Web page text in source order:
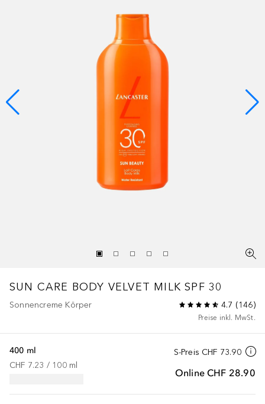
SUN CARE BODY VELVET MILK SPF 30
Sonnencreme Körper 4.7 (146)
Preise inkl. MwSt.
S-Preis CHF 73.90
Online CHF 28.90
400 ml
CHF 7.23 / 100 ml